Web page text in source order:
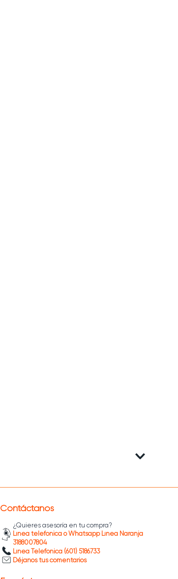
Contáctanos
¿Quieres asesoría en tu compra?
Línea telefónica o Whatsapp Línea Naranja
3188007804
Línea Telefónica (601) 5186733
Déjanos tus comentarios